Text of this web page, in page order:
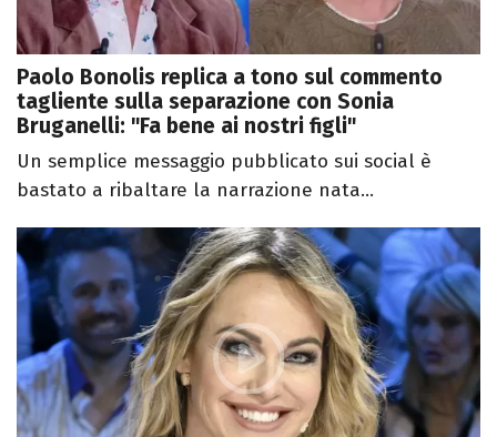
Paolo Bonolis replica a tono sul commento
tagliente sulla separazione con Sonia
Bruganelli: "Fa bene ai nostri figli"
Un semplice messaggio pubblicato sui social è
bastato a ribaltare la narrazione nata...